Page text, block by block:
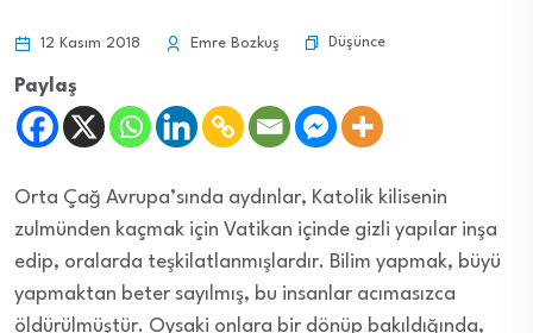
12 Kasım 2018 Emre Bozkuş Düşünce
Paylaş
Orta Çağ Avrupa’sında aydınlar, Katolik kilisenin
zulmünden kaçmak için Vatikan içinde gizli yapılar inşa
edip, oralarda teşkilatlanmışlardır. Bilim yapmak, büyü
yapmaktan beter sayılmış, bu insanlar acımasızca
öldürülmüştür. Oysaki onlara bir dönüp bakıldığında,